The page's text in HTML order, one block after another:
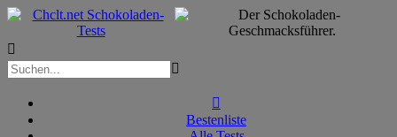



Bestenliste